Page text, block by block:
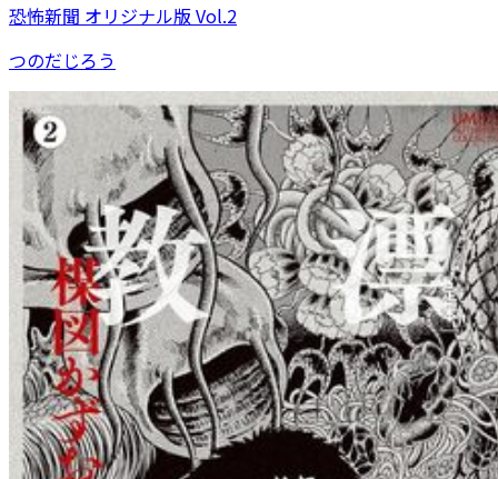
恐怖新聞 オリジナル版 Vol.2
つのだじろう